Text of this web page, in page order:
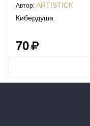
Автор: ARTISTICK
Кибердуша
70